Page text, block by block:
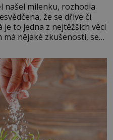
našel milenku, rozhodla
že se dříve či
to jedna z nejtěžších věcí
má nějaké zkušenosti, se
manžel pořídil milenku,